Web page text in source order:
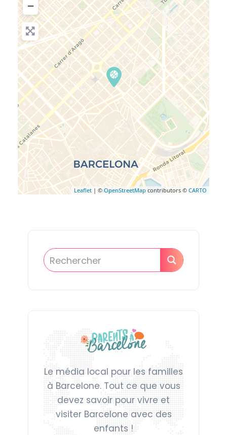
−
Leaflet | ©OpenStreetMap contributors © CARTO
Le média local pour les familles
à Barcelone. Tout ce que vous
devez savoir pour vivre et
visiter Barcelone avec des
enfants !